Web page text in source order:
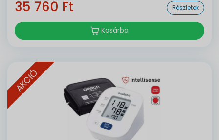
35 760 Ft Részletek
Kosárba
AKCIÓ